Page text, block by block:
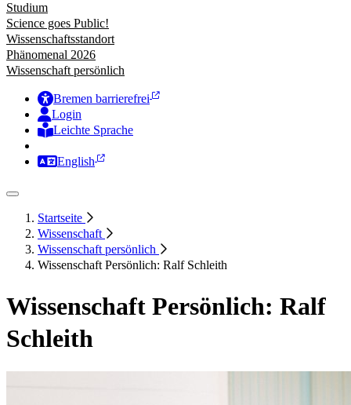
Studium
Science goes Public!
Wissenschaftsstandort
Phänomenal 2026
Wissenschaft persönlich
Bremen barrierefrei
Login
Leichte Sprache
English
Startseite
Wissenschaft
Wissenschaft persönlich
Wissenschaft Persönlich: Ralf Schleith
Wissenschaft Persönlich: Ralf
Schleith